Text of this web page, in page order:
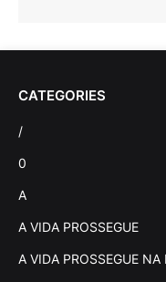
CATEGORIES
/
0
A
A VIDA PROSSEGUE
A VIDA PROSSEGUE NA